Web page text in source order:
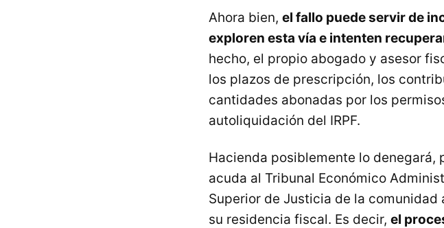
Ahora bien, el fallo puede servir de
exploren esta vía e intenten
hecho, el propio abogado y asesor
los plazos de prescripción, los
cantidades abonadas por los
autoliquidación del IRPF.
Hacienda posiblemente lo
acuda al Tribunal Económico
Superior de Justicia de la
su residencia fiscal. Es decir, el